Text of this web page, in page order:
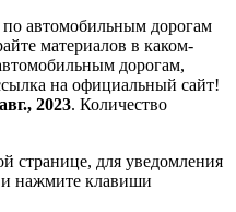
автомобильным дорогам
материалов в каком-
дорогам,
на официальный сайт!
2023. Количество
странице, для уведомления
и нажмите клавиши